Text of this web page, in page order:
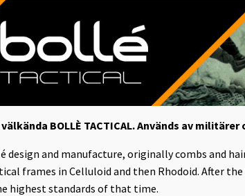
BOLLÈ TACTICAL. Används av
design and manufacture, originally combs and
frames in Celluloid and then Rhodoid. After
highest standards of that time.